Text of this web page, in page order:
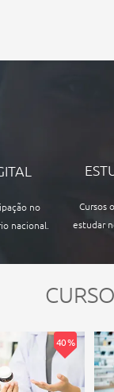
no
nacional.
Cursos
estudar
40 %